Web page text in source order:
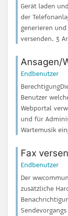
Gerät laden
der
generieren
versenden. 3
Ansagen/
Endbenutzer
Benutzer
Webportal
und für
Wartemusik
Fax
Endbenutzer
Der
zusätzliche